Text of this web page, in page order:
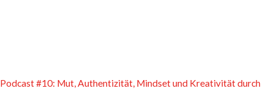
Podcast #10: Mut, Authentizität, Mindset und Kreativität durch